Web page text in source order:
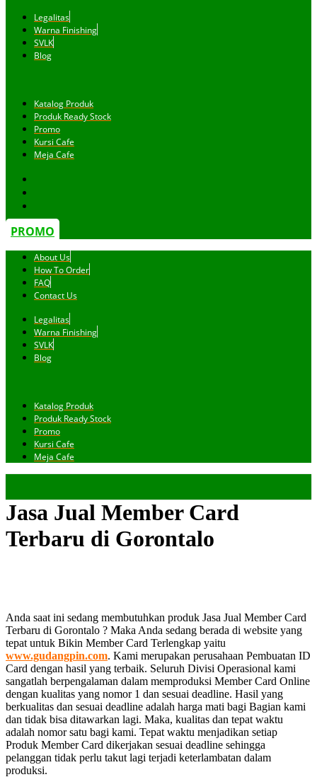
Legalitas
Warna Finishing
SVLK
Blog
Katalog Produk
Produk Ready Stock
Promo
Kursi Cafe
Meja Cafe
PROMO
About Us
How To Order
FAQ
Contact Us
Legalitas
Warna Finishing
SVLK
Blog
Katalog Produk
Produk Ready Stock
Promo
Kursi Cafe
Meja Cafe
Jasa Jual Member Card
Terbaru di Gorontalo
Anda saat ini sedang membutuhkan produk Jasa Jual Member Card
Terbaru di Gorontalo ? Maka Anda sedang berada di website yang
tepat untuk Bikin Member Card Terlengkap yaitu
www.gudangpin.com. Kami merupakan perusahaan Pembuatan ID
Card dengan hasil yang terbaik. Seluruh Divisi Operasional kami
sangatlah berpengalaman dalam memproduksi Member Card Online
dengan kualitas yang nomor 1 dan sesuai deadline. Hasil yang
berkualitas dan sesuai deadline adalah harga mati bagi Bagian kami
dan tidak bisa ditawarkan lagi. Maka, kualitas dan tepat waktu
adalah nomor satu bagi kami. Tepat waktu menjadikan setiap
Produk Member Card dikerjakan sesuai deadline sehingga
pelanggan tidak perlu takut lagi terjadi keterlambatan dalam
produksi.